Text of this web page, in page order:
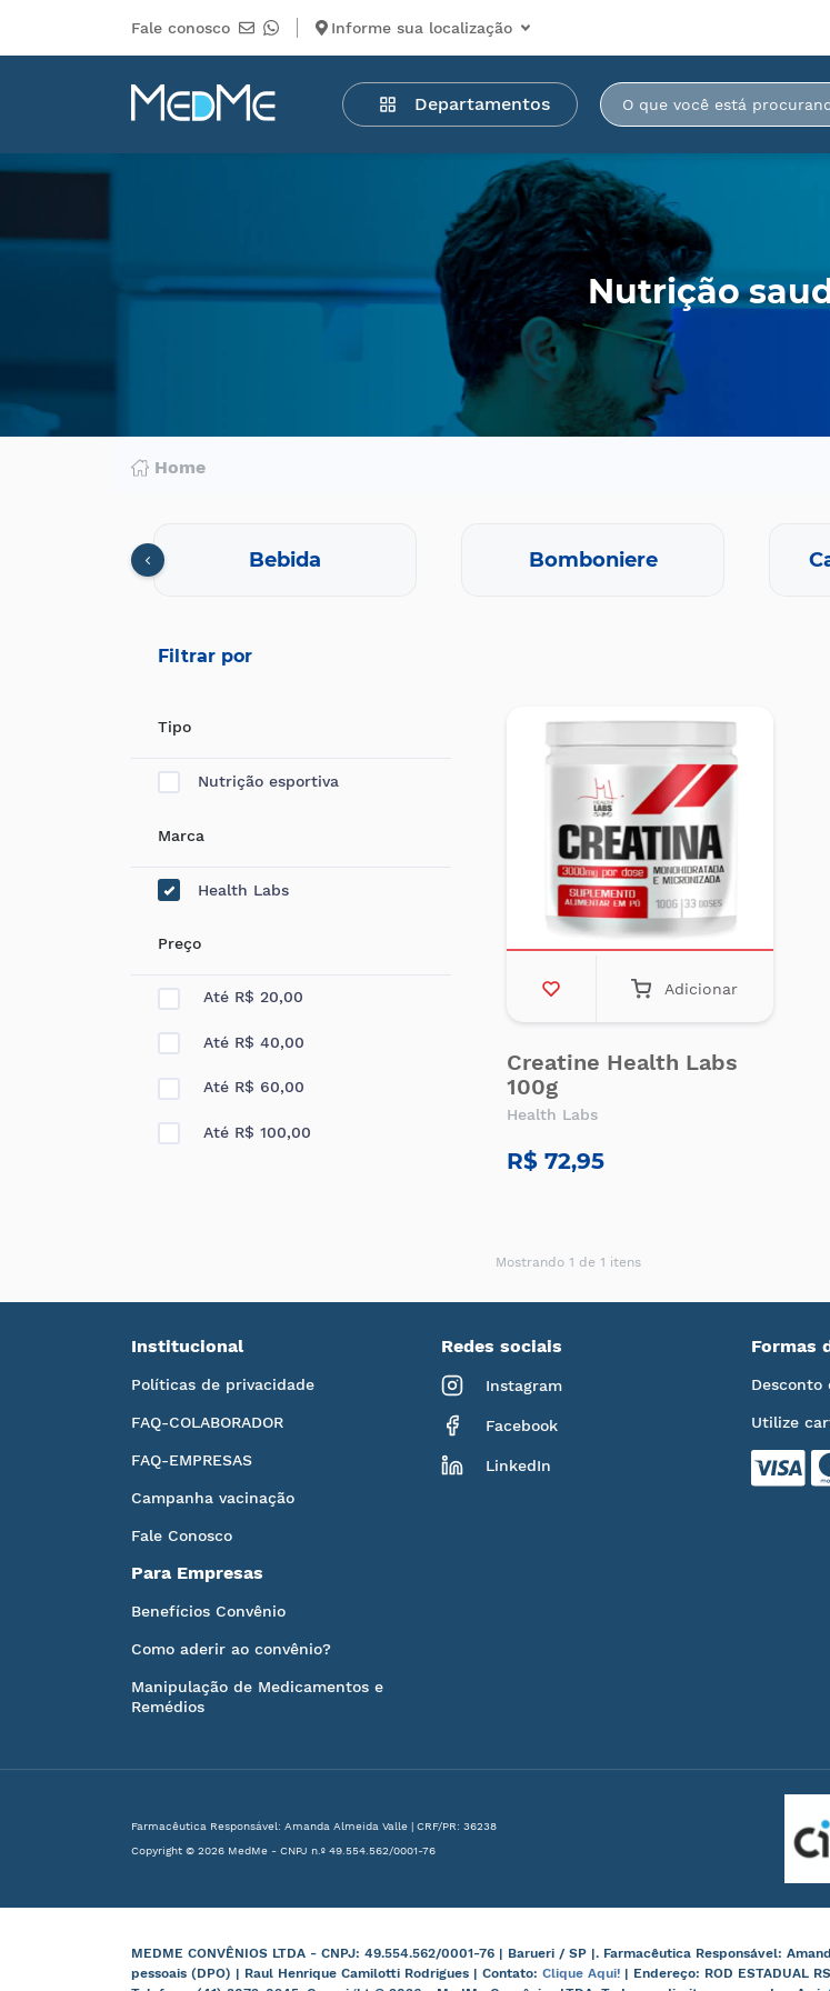
Fale conosco Informe sua localização
Departamentos
Departamentos
Medicamentos
Higiene
pessoal
Mercearia
Serviços
Nutrição
Home
Bebida Bomboniere
Filtrar por
Tipo
Nutrição esportiva
Marca
Health Labs
Preço
Até R$ 20,00
Até R$ 40,00
Até R$ 60,00
Até R$ 100,00
Adicionar
Creatine Health Labs
100g
Health Labs
R$ 72,95
Mostrando 1 de 1 itens
Institucional
Políticas de privacidade
FAQ-COLABORADOR
FAQ-EMPRESAS
Campanha vacinação
Fale Conosco
Para Empresas
Benefícios Convênio
Como aderir ao convênio?
Manipulação de Medicamentos e
Remédios
Redes sociais
Instagram
Facebook
LinkedIn
Formas
Desconto
Utilize
Farmacêutica Responsável: Amanda Almeida Valle | CRF/PR: 36238
Copyright © 2026 MedMe - CNPJ n.º 49.554.562/0001-76
MEDME CONVÊNIOS LTDA - CNPJ: 49.554.562/0001-76 | Barueri / SP |. Farmacêutica Responsável:
pessoais (DPO) | Raul Henrique Camilotti Rodrigues | Contato: Clique Aqui! | Endereço: ROD ESTADUAL